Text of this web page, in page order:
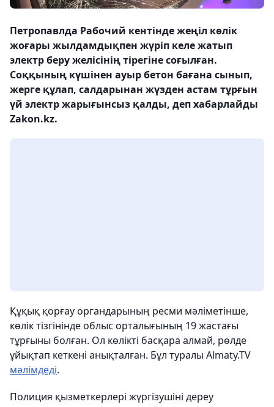
Петропавлда Рабочий кентінде жеңіл көлік
жоғары жылдамдықпен жүріп келе жатып
электр беру желісінің тірегіне соғылған.
Соққының күшінен ауыр бетон бағана сынып,
жерге құлап, салдарынан жүзден астам тұрғын
үй электр жарығынсыз қалды, деп хабарлайды
Zakon.kz.
Құқық қорғау органдарының ресми мәліметінше,
көлік тізгінінде облыс орталығының 19 жастағы
тұрғыны болған. Ол көлікті басқара алмай, рөлде
ұйықтап кеткені анықталған. Бұл туралы Almaty.TV
мәлімдеді.
Полиция қызметкерлері жүргізушіні дереу